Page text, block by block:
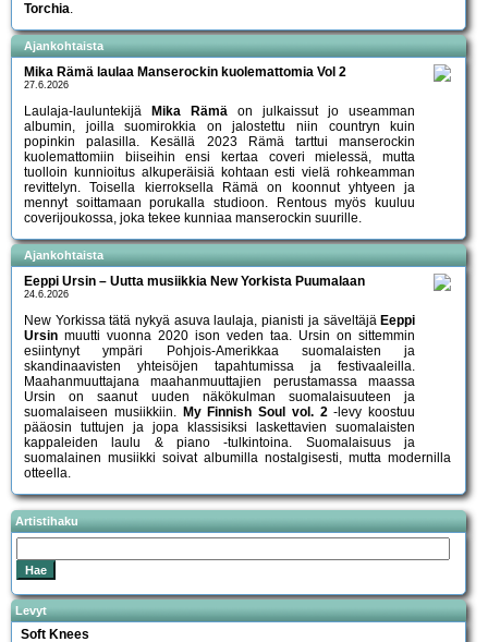
Torchia.
Ajankohtaista
Mika Rämä laulaa Manserockin kuolemattomia Vol 2
27.6.2026
Laulaja-lauluntekijä Mika Rämä on julkaissut jo useamman
albumin, joilla suomirokkia on jalostettu niin countryn kuin
popinkin palasilla. Kesällä 2023 Rämä tarttui manserockin
kuolemattomiin biiseihin ensi kertaa coveri mielessä, mutta
tuolloin kunnioitus alkuperäisiä kohtaan esti vielä rohkeamman
revittelyn. Toisella kierroksella Rämä on koonnut yhtyeen ja
mennyt soittamaan porukalla studioon. Rentous myös kuuluu
coverijoukossa, joka tekee kunniaa manserockin suurille.
Ajankohtaista
Eeppi Ursin – Uutta musiikkia New Yorkista Puumalaan
24.6.2026
New Yorkissa tätä nykyä asuva laulaja, pianisti ja säveltäjäEeppi
Ursin muutti vuonna 2020 ison veden taa. Ursin on sittemmin
esiintynyt ympäri Pohjois-Amerikkaa suomalaisten ja
skandinaavisten yhteisöjen tapahtumissa ja festivaaleilla.
Maahanmuuttajana maahanmuuttajien perustamassa maassa
Ursin on saanut uuden näkökulman suomalaisuuteen ja
suomalaiseen musiikkiin. My Finnish Soul vol. 2 -levy koostuu
pääosin tuttujen ja jopa klassisiksi laskettavien suomalaisten
kappaleiden laulu & piano -tulkintoina. Suomalaisuus ja
suomalainen musiikki soivat albumilla nostalgisesti, mutta modernilla
otteella.
Artistihaku
Levyt
Soft Knees